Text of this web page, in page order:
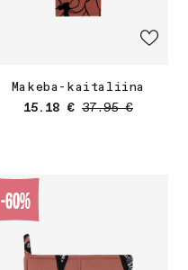
Makeba-kaitaliina
Myyntihinta
15.18 € Normaalihinta
37.95 €
-60%